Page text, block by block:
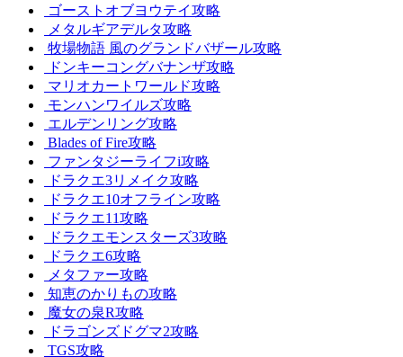
ゴーストオブヨウテイ攻略
メタルギアデルタ攻略
牧場物語 風のグランドバザール攻略
ドンキーコングバナンザ攻略
マリオカートワールド攻略
モンハンワイルズ攻略
エルデンリング攻略
Blades of Fire攻略
ファンタジーライフi攻略
ドラクエ3リメイク攻略
ドラクエ10オフライン攻略
ドラクエ11攻略
ドラクエモンスターズ3攻略
ドラクエ6攻略
メタファー攻略
知恵のかりもの攻略
魔女の泉R攻略
ドラゴンズドグマ2攻略
TGS攻略